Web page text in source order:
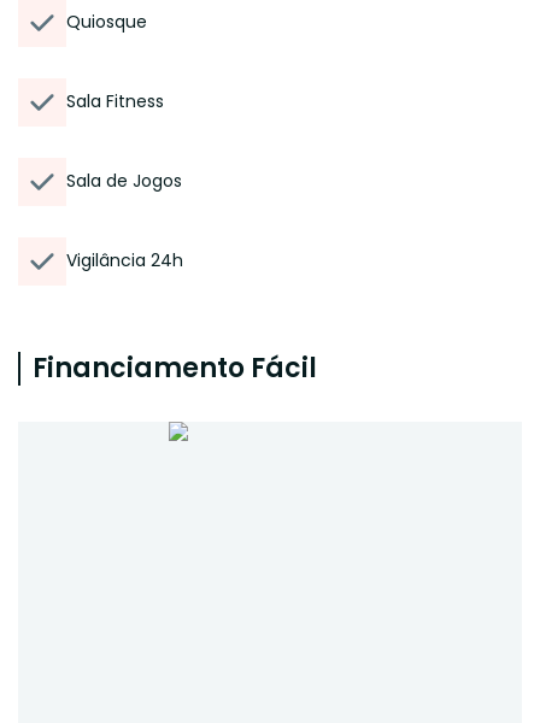
Quiosque
Sala Fitness
Sala de Jogos
Vigilância 24h
Financiamento Fácil